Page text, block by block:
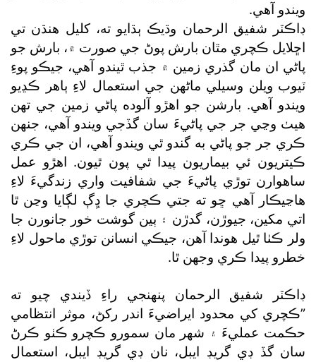
ويندو آهي.
ڊاڪٽر شفيق الرحمان وڌيڪ ٻڌايو ته، کليل هنڌن تي
اڇلايل ڪچري مٿان بارش پوڻ جي صورت ۾، بارش جو
پاڻي ان مان گذري زمين ۾ جذب ٿيندو آهي، جيڪو پوءِ
ٽيوب ويلن وسيلي ماڻهن جي استعمال لاءِ ٻاهر ڪڍيو
ويندو آهي. بارشن جو اهڙو آلوده پاڻي زمين جي تهن
هيٺ وڃي جر جي پاڻيءَ سان گڏجي ويندو آهي، جنهن
ڪري جر جو پاڻي به گندو ٿي ويندو آهي، ان جي ڪري
ڪيتريون ئي بيماريون پيدا ٿي پون ٿيون. اهڙو عمل
ساهوارن توڙي پاڻيءَ جي شفافيت واري زندگيءَ لاءِ
هاڃيڪار آهي ڇو ته جتي ڪچري جا ڍِڳ لڳايا وڃن ٿا
اتي مکين، جيوڙن، گدڙن ۽ ٻين گوشت خور جانورن جا
ولر ڪٺا ٿيل هوندا آهن، جيڪي انسانن توڙي ماحول لاءِ
خطرو پيدا ڪري وجھن ٿا.
ڊاڪٽر شفيق الرحمان پنهنجي راءِ ڏيندي چيو ته
”ڪچري کي محدود ايراضيءَ اندر رکڻ، موثر انتظامي
حڪمت عمليءَ ۽ شهر مان سمورو ڪچرو ڪٺو ڪرڻ
سان گڏ ڊي گريڊ ايبل، نان ڊي گريڊ ايبل، استعمال